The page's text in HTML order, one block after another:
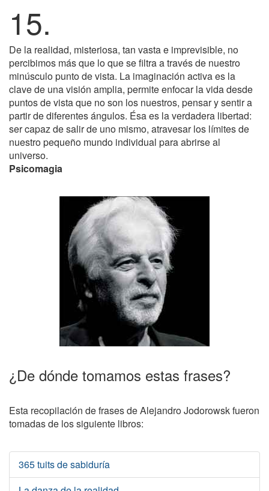
15.
De la realidad, misteriosa, tan vasta e imprevisible, no
percibimos más que lo que se filtra a través de nuestro
minúsculo punto de vista. La imaginación activa es la
clave de una visión amplia, permite enfocar la vida desde
puntos de vista que no son los nuestros, pensar y sentir a
partir de diferentes ángulos. Ésa es la verdadera libertad:
ser capaz de salir de uno mismo, atravesar los límites de
nuestro pequeño mundo individual para abrirse al
universo.
Psicomagia
¿De dónde tomamos estas frases?
Esta recopilación de frases de Alejandro Jodorowsk fueron
tomadas de los siguiente libros:
365 tuits de sabiduría